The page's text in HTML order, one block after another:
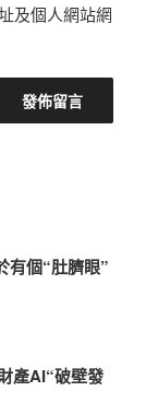
及個人網站網
有個“肚臍眼”
產AI“破壁發